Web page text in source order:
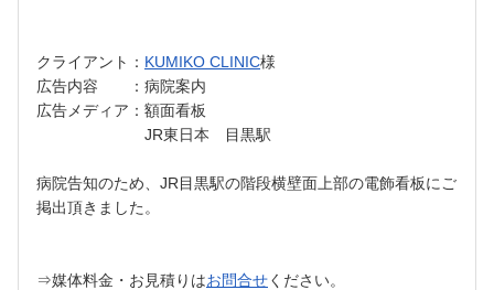
クライアント： KUMIKO CLINIC様
広告内容 ：病院案内
広告メディア：額面看板
JR東日本 目黒駅
病院告知のため、JR目黒駅の階段横壁面上部の電飾看板にご
掲出頂きました。
⇒媒体料金・お見積りはお問合せください。